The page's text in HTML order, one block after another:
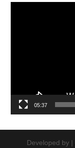
05:37
|
Developed by